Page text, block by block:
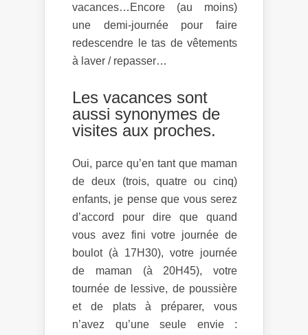
vacances…Encore (au moins)
une demi-journée pour faire
redescendre le tas de vêtements
à laver / repasser…
Les vacances sont
aussi synonymes de
visites aux proches.
Oui, parce qu’en tant que maman
de deux (trois, quatre ou cinq)
enfants, je pense que vous serez
d’accord pour dire que quand
vous avez fini votre journée de
boulot (à 17H30), votre journée
de maman (à 20H45), votre
tournée de lessive, de poussière
et de plats à préparer, vous
n’avez qu’une seule envie :